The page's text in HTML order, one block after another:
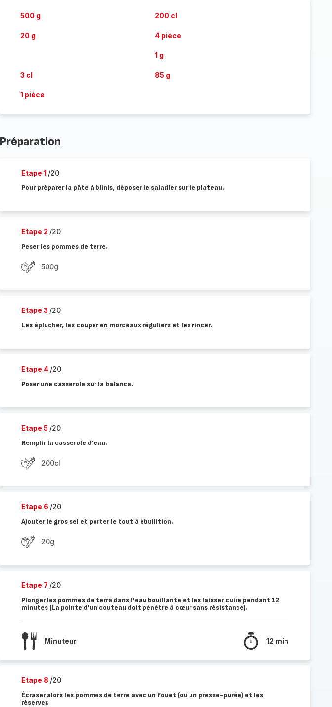
500 g 200 cl
20 g 4 pièce
1 g
3 cl 85 g
1 pièce
Préparation
Etape 1 /20
Pour préparer la pâte à blinis, déposer le saladier sur le plateau.
Etape 2 /20
Peser les pommes de terre.
500g
Etape 3 /20
Les éplucher, les couper en morceaux réguliers et les rincer.
Etape 4 /20
Poser une casserole sur la balance.
Etape 5 /20
Remplir la casserole d'eau.
200cl
Etape 6 /20
Ajouter le gros sel et porter le tout à ébullition.
20g
Etape 7 /20
Plonger les pommes de terre dans l'eau bouillante et les laisser cuire pendant 12
minutes (La pointe d'un couteau doit pénètre à cœur sans résistance).
Minuteur 12 min
Etape 8 /20
Écraser alors les pommes de terre avec un fouet (ou un presse-purée) et les
réserver.